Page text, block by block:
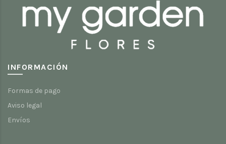
INFORMACIÓN
Formas de pago
Aviso legal
Envíos